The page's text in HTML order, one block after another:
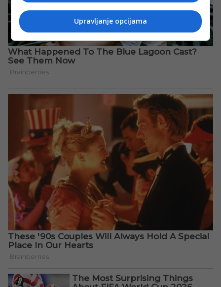
Upravljanje opcijama